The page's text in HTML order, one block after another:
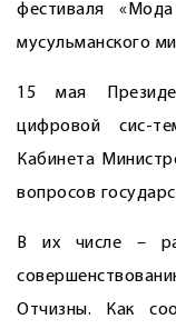
фестиваля
мусульманского
15 мая
цифровой сис-
Кабинета
вопросов
В их числе –
Отчизны. Как